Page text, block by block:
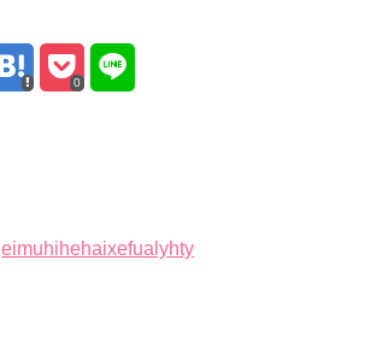
0
eimuhihehaixefualyhty